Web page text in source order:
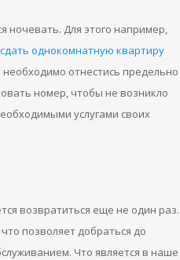
ночевать. Для этого например,
сдать однокомнатную квартиру
отнестись предельно
номер, чтобы не возникло
услугами своих
возвратиться еще не один раз.
позволяет добраться до
Что является в наше